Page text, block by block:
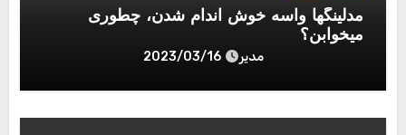
مدلینگها واسه خوش اندام شدن، چطوری
میخوابن؟
مدیر 2023/03/16